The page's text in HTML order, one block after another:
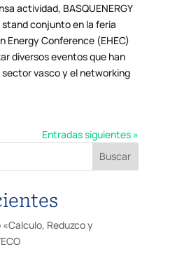
actividad, BASQUENERGY
conjunto en la feria
Energy Conference (EHEC)
diversos eventos que han
vasco y el networking
Entradas siguientes »
Buscar
Reduzco y